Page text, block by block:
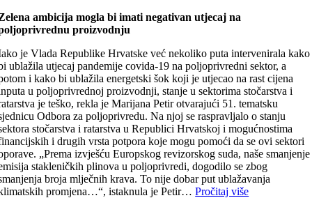
ambicija mogla bi imati negativan utjecaj na
proizvodnju
je Vlada Republike Hrvatske već nekoliko puta intervenirala kako
ublažila utjecaj pandemije covida-19 na poljoprivredni sektor, a
i kako bi ublažila energetski šok koji je utjecao na rast cijena
u poljoprivrednoj proizvodnji, stanje u sektorima stočarstva i
je teško, rekla je Marijana Petir otvarajući 51. tematsku
Odbora za poljoprivredu. Na njoj se raspravljalo o stanju
stočarstva i ratarstva u Republici Hrvatskoj i mogućnostima
i drugih vrsta potpora koje mogu pomoći da se ovi sektori
„Prema izvješću Europskog revizorskog suda, naše smanjenje
stakleničkih plinova u poljoprivredi, dogodilo se zbog
broja mlječnih krava. To nije dobar put ublažavanja
promjena…“, istaknula je Petir…Pročitaj više